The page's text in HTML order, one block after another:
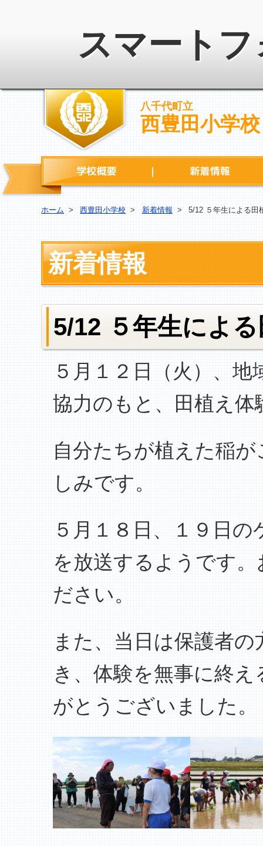
スマート
八千代町立
西豊田小学校
学校概要
ホーム > 西豊田小学校 > 新着情報 > 5/12 ５年生による田
新着情報
5/12 ５年生によ
５月１２日（火）、
協力のもと、田植え
自分たちが植えた稲
しみです。
５月１８日、１９日
を放送するようです
ださい。
また、当日は保護者
き、体験を無事に終
がとうございました。